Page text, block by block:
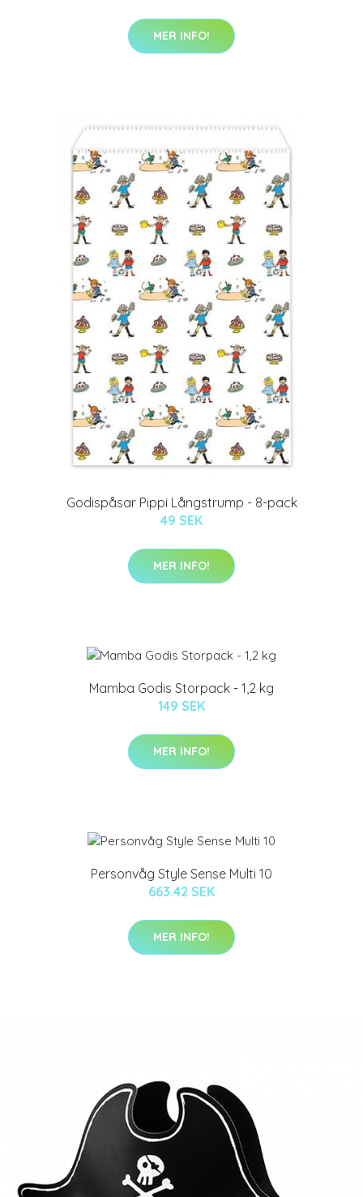
MER INFO!
Godispåsar Pippi Långstrump - 8-pack
49 SEK
MER INFO!
Mamba Godis Storpack - 1,2 kg
149 SEK
MER INFO!
Personvåg Style Sense Multi 10
663.42 SEK
MER INFO!